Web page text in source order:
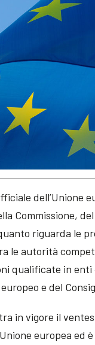
dell’Unione
Commissione,
riguarda le
le autorità
qualificate in
e del
in vigore il
europea ed